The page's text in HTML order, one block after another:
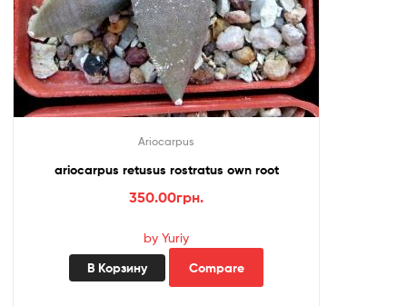
Ariocarpus
ariocarpus retusus rostratus own root
350.00грн.
by Yuriy
В Корзину Compare